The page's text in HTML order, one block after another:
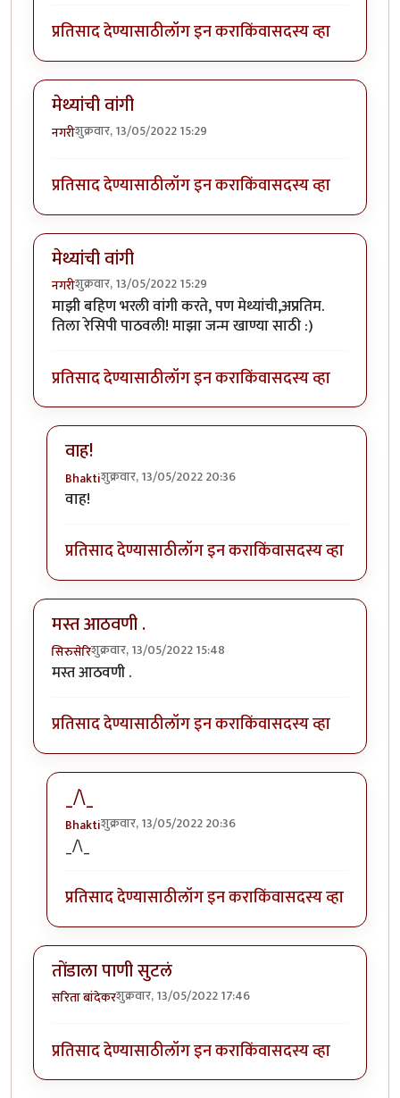
प्रतिसाद देण्यासाठीलॉग इन कराकिंवासदस्य व्हा
मेथ्यांची वांगी
नगरीशुक्रवार, 13/05/2022 15:29
प्रतिसाद देण्यासाठीलॉग इन कराकिंवासदस्य व्हा
मेथ्यांची वांगी
नगरीशुक्रवार, 13/05/2022 15:29
माझी बहिण भरली वांगी करते, पण मेथ्यांची,अप्रतिम.
तिला रेसिपी पाठवली! माझा जन्म खाण्या साठी :)
प्रतिसाद देण्यासाठीलॉग इन कराकिंवासदस्य व्हा
वाह!
Bhaktiशुक्रवार, 13/05/2022 20:36
In reply to
वाह!
प्रतिसाद देण्यासाठीलॉग इन कराकिंवासदस्य व्हा
मस्त आठवणी .
सिरुसेरिशुक्रवार, 13/05/2022 15:48
मस्त आठवणी .
प्रतिसाद देण्यासाठीलॉग इन कराकिंवासदस्य व्हा
_/\_
Bhaktiशुक्रवार, 13/05/2022 20:36
In reply to
_/\_
प्रतिसाद देण्यासाठीलॉग इन कराकिंवासदस्य व्हा
तोंडाला पाणी सुटलं
सरिता बांदेकरशुक्रवार, 13/05/2022 17:46
प्रतिसाद देण्यासाठीलॉग इन कराकिंवासदस्य व्हा